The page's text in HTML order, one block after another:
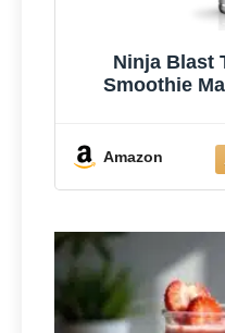
Ninja Blast
Smoothie
Amazon